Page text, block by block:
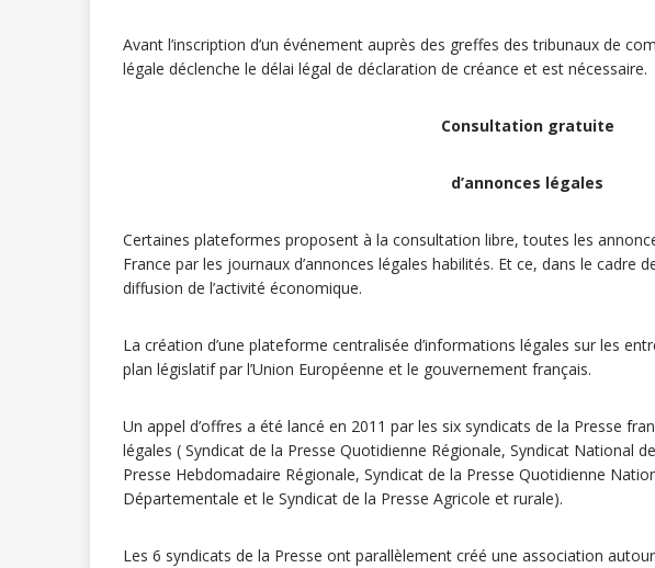
Avant l’inscription d’un événement auprès des greffes des tribunaux de
légale déclenche le délai légal de déclaration de créance et est nécessaire.
Consultation gratuite
d’annonces légales
Certaines plateformes proposent à la consultation libre, toutes les
France par les journaux d’annonces légales habilités. Et ce, dans le cadre
diffusion de l’activité économique.
La création d’une plateforme centralisée d’informations légales sur les
plan législatif par l’Union Européenne et le gouvernement français.
Un appel d’offres a été lancé en 2011 par les six syndicats de la Presse
légales ( Syndicat de la Presse Quotidienne Régionale, Syndicat National
Presse Hebdomadaire Régionale, Syndicat de la Presse Quotidienne
Départementale et le Syndicat de la Presse Agricole et rurale).
Les 6 syndicats de la Presse ont parallèlement créé une association